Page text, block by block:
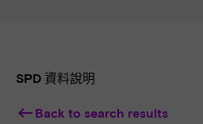
SPD 資料說明
keyboard_backspace Back to search results